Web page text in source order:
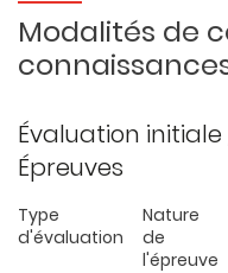
Modalités de
Évaluation
Épreuves
Type
d'évaluation
Nature
de
l'épreuve